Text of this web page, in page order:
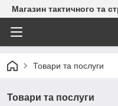
Магазин тактичного та
Товари та послуги
Товари та послуги